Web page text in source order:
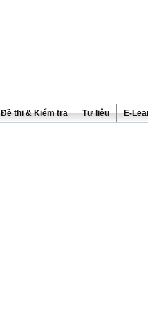
Đề thi & Kiểm tra Tư liệu E-